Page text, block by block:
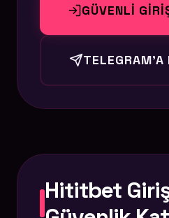
GÜVENLİ
TELEGRAM'A
Hititbet